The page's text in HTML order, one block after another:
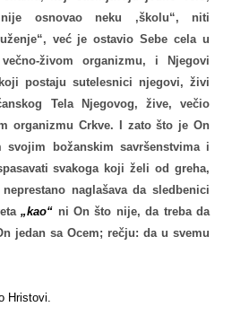
osnovao neku ,školu“, niti
već je ostavio Sebe cela u
živom organizmu, i Njegovi
postaju sutelesnici njegovi, živi
Tela Njegovog, žive, večio
organizmu Crkve. I zato što je On
božanskim savršenstvima i
svakoga koji želi od greha,
naglašava da sledbenici
„kao“ ni On što nije, da treba da
jedan sa Ocem; rečju: da u svemu
Hristovi.